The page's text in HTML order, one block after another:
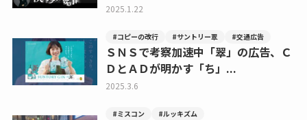
2025.1.22
#コピーの改行 #サントリー翠 #交通広告
ＳＮＳで考察加速中「翠」の広告、Ｃ
ＤとＡＤが明かす「ち」...
2025.3.6
#ミスコン #ルッキズム